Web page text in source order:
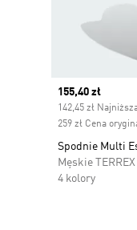
Current price
155,40 zł
142,45 zł
259 zł Cena
Spodnie Multi
Męskie TERREX
4 kolory